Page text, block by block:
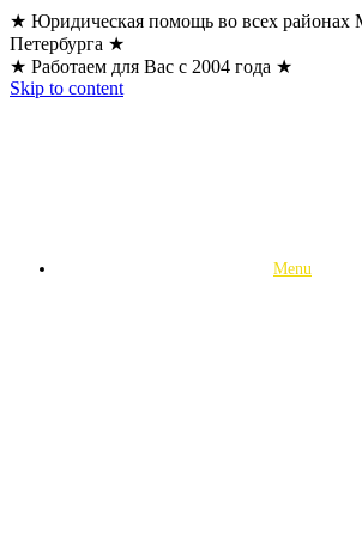
★ Юридическая помощь во всех районах
Петербурга ★
★ Работаем для Вас с 2004 года ★
Skip to content
Menu